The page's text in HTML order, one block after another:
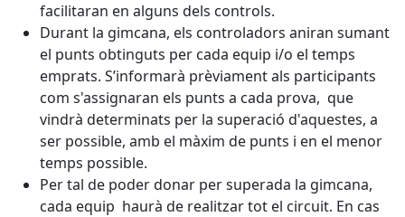
facilitaran en alguns dels controls.
Durant la gimcana, els controladors aniran sumant
el punts obtinguts per cada equip i/o el temps
emprats. S’informarà prèviament als participants
com s'assignaran els punts a cada prova, que
vindrà determinats per la superació d'aquestes, a
ser possible, amb el màxim de punts i en el menor
temps possible.
Per tal de poder donar per superada la gimcana,
cada equip haurà de realitzar tot el circuit. En cas